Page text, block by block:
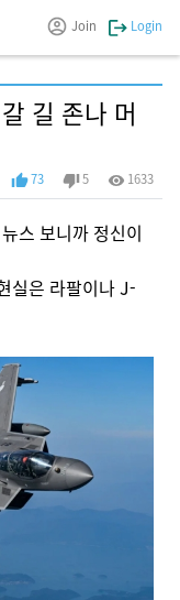
Join Login
길 존나 머
73 5 1633
스 보니까 정신이
실은 라팔이나 J-